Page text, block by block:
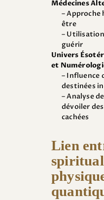
Médecines
–
être
– Utilisation
guérir
Univers
et
– Influence
destinées
– Analyse
dévoiler
cachées
Lien